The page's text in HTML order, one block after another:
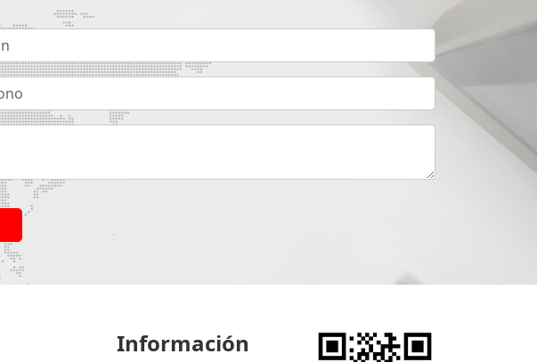
Información